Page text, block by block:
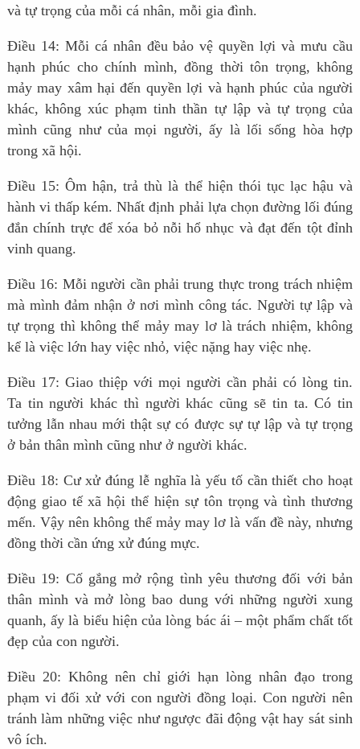
và tự trọng của mỗi cá nhân, mỗi gia đình.
Điều 14: Mỗi cá nhân đều bảo vệ quyền lợi và mưu cầu
hạnh phúc cho chính mình, đồng thời tôn trọng, không
mảy may xâm hại đến quyền lợi và hạnh phúc của người
khác, không xúc phạm tinh thần tự lập và tự trọng của
mình cũng như của mọi người, ấy là lối sống hòa hợp
trong xã hội.
Điều 15: Ôm hận, trả thù là thể hiện thói tục lạc hậu và
hành vi thấp kém. Nhất định phải lựa chọn đường lối đúng
đắn chính trực để xóa bỏ nỗi hổ nhục và đạt đến tột đỉnh
vinh quang.
Điều 16: Mỗi người cần phải trung thực trong trách nhiệm
mà mình đảm nhận ở nơi mình công tác. Người tự lập và
tự trọng thì không thể mảy may lơ là trách nhiệm, không
kể là việc lớn hay việc nhỏ, việc nặng hay việc nhẹ.
Điều 17: Giao thiệp với mọi người cần phải có lòng tin.
Ta tin người khác thì người khác cũng sẽ tin ta. Có tin
tưởng lẫn nhau mới thật sự có được sự tự lập và tự trọng
ở bản thân mình cũng như ở người khác.
Điều 18: Cư xử đúng lễ nghĩa là yếu tố cần thiết cho hoạt
động giao tế xã hội thể hiện sự tôn trọng và tình thương
mến. Vậy nên không thể mảy may lơ là vấn đề này, nhưng
đồng thời cần ứng xử đúng mực.
Điều 19: Cố gắng mở rộng tình yêu thương đối với bản
thân mình và mở lòng bao dung với những người xung
quanh, ấy là biểu hiện của lòng bác ái – một phẩm chất tốt
đẹp của con người.
Điều 20: Không nên chỉ giới hạn lòng nhân đạo trong
phạm vi đối xử với con người đồng loại. Con người nên
tránh làm những việc như ngược đãi động vật hay sát sinh
vô ích.